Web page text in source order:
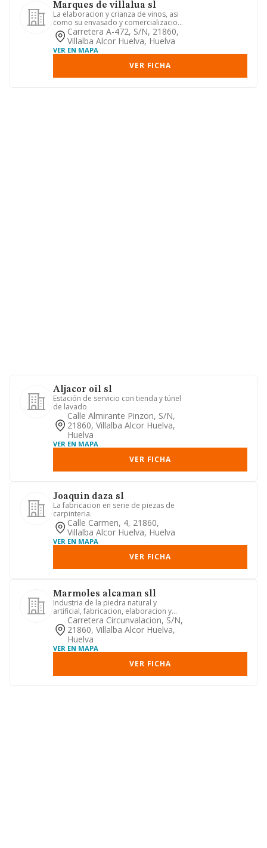
Marques de villalua sl
La elaboracion y crianza de vinos, asi
como su envasado y comercializacion,
incluyendo la actividad...
Carretera A-472, S/n, 21860,
Villalba Alcor Huelva, Huelva
VER EN MAPA
VER FICHA
Aljacor oil sl
Estación de servicio con tienda y túnel
de lavado
Calle Almirante Pinzon, S/n,
21860, Villalba Alcor Huelva,
Huelva
VER EN MAPA
VER FICHA
Joaquin daza sl
La fabricacion en serie de piezas de
carpinteria.
Calle Carmen, 4, 21860,
Villalba Alcor Huelva, Huelva
VER EN MAPA
VER FICHA
Marmoles alcaman sll
Industria de la piedra natural y
artificial, fabricacion, elaboracion y
venta de articulos de piedr...
Carretera Circunvalacion, S/n,
21860, Villalba Alcor Huelva,
Huelva
VER EN MAPA
VER FICHA